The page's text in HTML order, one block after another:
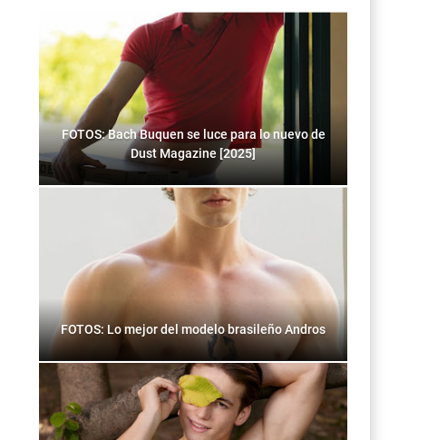
FOTOS: Bach Buquen se luce para lo nuevo de
Dust Magazine [2025]
FOTOS: Lo mejor del modelo brasileño Andros